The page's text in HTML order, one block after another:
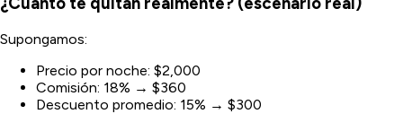
Supongamos:
Precio por noche: $2,000
Comisión: 18% → $360
Descuento promedio: 15% → $300